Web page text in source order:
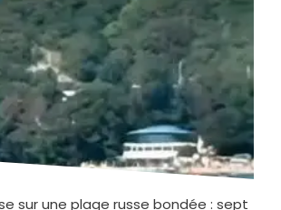
sur une plage russe bondée : sept